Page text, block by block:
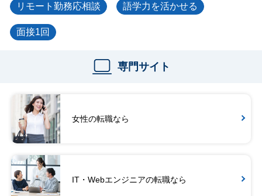
リモート勤務応相談 語学力を活かせる
面接1回
専門サイト
女性の転職なら
IT・Webエンジニアの転職なら